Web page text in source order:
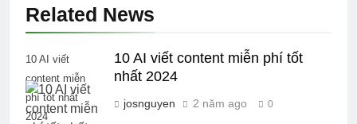
Related News
10 AI viết
content miễn
phí tốt nhất
2024
10 AI viết content miễn phí tốt
nhất 2024
josnguyen 2 năm ago 0